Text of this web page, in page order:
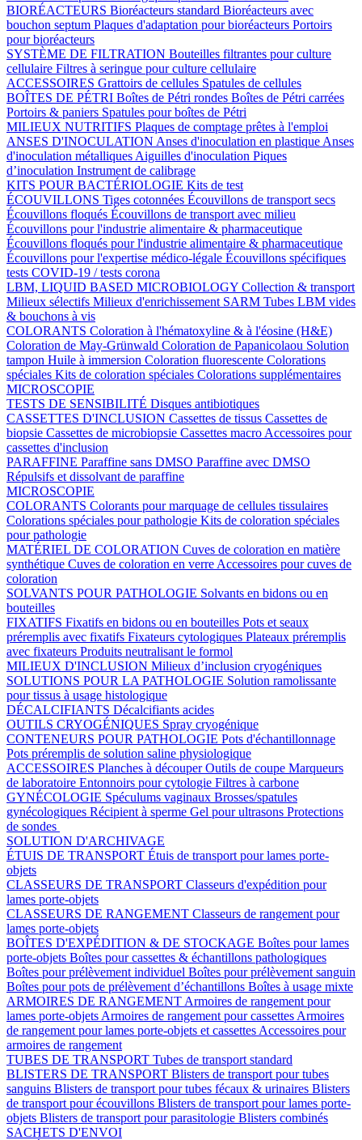
BIORÉACTEURS Bioréacteurs standard Bioréacteurs avec
bouchon septum Plaques d'adaptation pour bioréacteurs Portoirs
pour bioréacteurs
SYSTÈME DE FILTRATION Bouteilles filtrantes pour culture
cellulaire Filtres à seringue pour culture cellulaire
ACCESSOIRES Grattoirs de cellules Spatules de cellules
BOÎTES DE PÉTRI Boîtes de Pétri rondes Boîtes de Pétri carrées
Portoirs & paniers Spatules pour boîtes de Pétri
MILIEUX NUTRITIFS Plaques de comptage prêtes à l'emploi
ANSES D'INOCULATION Anses d'inoculation en plastique Anses
d'inoculation métalliques Aiguilles d'inoculation Piques
d’inoculation Instrument de calibrage
KITS POUR BACTÉRIOLOGIE Kits de test
ÉCOUVILLONS Tiges cotonnées Écouvillons de transport secs
Écouvillons floqués Écouvillons de transport avec milieu
Écouvillons pour l'industrie alimentaire & pharmaceutique
Écouvillons floqués pour l'industrie alimentaire & pharmaceutique
Écouvillons pour l'expertise médico-légale Écouvillons spécifiques
tests COVID-19 / tests corona
LBM, LIQUID BASED MICROBIOLOGY Collection & transport
Milieux sélectifs Milieux d'enrichissement SARM Tubes LBM vides
& bouchons à vis
COLORANTS Coloration à l'hématoxyline & à l'éosine (H&E)
Coloration de May-Grünwald Coloration de Papanicolaou Solution
tampon Huile à immersion Coloration fluorescente Colorations
spéciales Kits de coloration spéciales Colorations supplémentaires
MICROSCOPIE
TESTS DE SENSIBILITÉ Disques antibiotiques
CASSETTES D'INCLUSION Cassettes de tissus Cassettes de
biopsie Cassettes de microbiopsie Cassettes macro Accessoires pour
cassettes d'inclusion
PARAFFINE Paraffine sans DMSO Paraffine avec DMSO
Répulsifs et dissolvant de paraffine
MICROSCOPIE
COLORANTS Colorants pour marquage de cellules tissulaires
Colorations spéciales pour pathologie Kits de coloration spéciales
pour pathologie
MATÉRIEL DE COLORATION Cuves de coloration en matière
synthétique Cuves de coloration en verre Accessoires pour cuves de
coloration
SOLVANTS POUR PATHOLOGIE Solvants en bidons ou en
bouteilles
FIXATIFS Fixatifs en bidons ou en bouteilles Pots et seaux
préremplis avec fixatifs Fixateurs cytologiques Plateaux préremplis
avec fixateurs Produits neutralisant le formol
MILIEUX D'INCLUSION Milieux d’inclusion cryogéniques
SOLUTIONS POUR LA PATHOLOGIE Solution ramolissante
pour tissus à usage histologique
DÉCALCIFIANTS Décalcifiants acides
OUTILS CRYOGÉNIQUES Spray cryogénique
CONTENEURS POUR PATHOLOGIE Pots d'échantillonnage
Pots préremplis de solution saline physiologique
ACCESSOIRES Planches à découperOutils de coupe Marqueurs
de laboratoire Entonnoirs pour cytologie Filtres à carbone
GYNÉCOLOGIE Spéculums vaginaux Brosses/spatules
gynécologiques Récipient à sperme Gel pour ultrasons Protections
de sondes
SOLUTION D'ARCHIVAGE
ÉTUIS DE TRANSPORT Étuis de transport pour lames porte-
objets
CLASSEURS DE TRANSPORT Classeurs d'expédition pour
lames porte-objets
CLASSEURS DE RANGEMENT Classeurs de rangement pour
lames porte-objets
BOÎTES D'EXPÉDITION & DE STOCKAGE Boîtes pour lames
porte-objets Boîtes pour cassettes & échantillons pathologiques
Boîtes pour prélèvement individuel Boîtes pour prélèvement sanguin
Boîtes pour pots de prélèvement d’échantillons Boîtes à usage mixte
ARMOIRES DE RANGEMENT Armoires de rangement pour
lames porte-objets Armoires de rangement pour cassettes Armoires
de rangement pour lames porte-objets et cassettes Accessoires pour
armoires de rangement
TUBES DE TRANSPORT Tubes de transport standard
BLISTERS DE TRANSPORT Blisters de transport pour tubes
sanguins Blisters de transport pour tubes fécaux & urinaires Blisters
de transport pour écouvillons Blisters de transport pour lames porte-
objets Blisters de transport pour parasitologie Blisters combinés
SACHETS D'ENVOI